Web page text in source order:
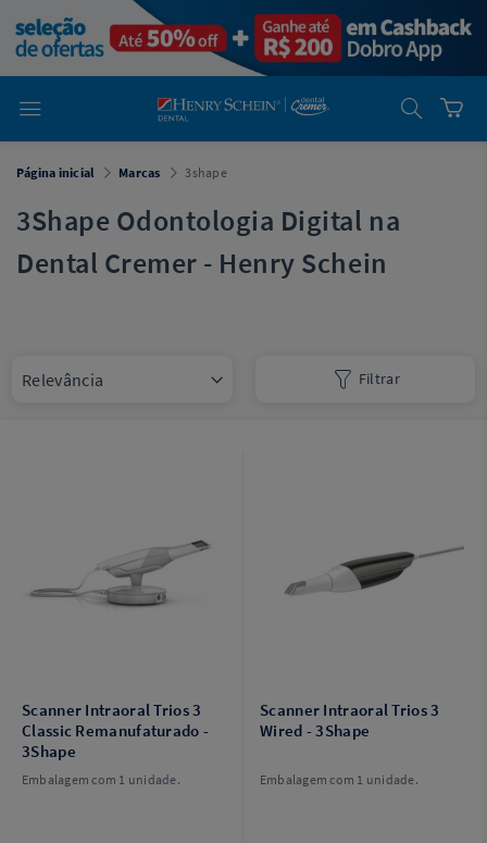
Dental
Cremer -
Henry Schein
Laboratório
Laboratório
emDental
Henry Schein
Equipamentos
Cremer
Página inicial Marcas 3shape
3Shape Odontologia Digital na
Dental Cremer - Henry Schein
Scanner Intraoral Trios 3
Classic Remanufaturado -
3Shape
Embalagem com 1 unidade.
Scanner Intraoral Trios 3
Wired - 3Shape
Embalagem com 1 unidade.
Filtrar